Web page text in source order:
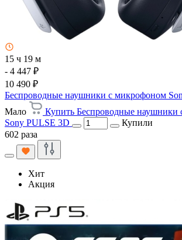
15 ч 19 м
- 4 447 ₽
10 490 ₽
Беспроводные наушники с микрофоном
Мало
Купить Беспроводные наушники
Sony PULSE 3D
Купили
602 раза
Хит
Акция